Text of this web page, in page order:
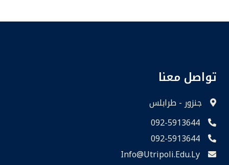
تواصل معنا
جنزور - طرابلس
092-5913644
092-5913644
Info@utripoli.edu.ly